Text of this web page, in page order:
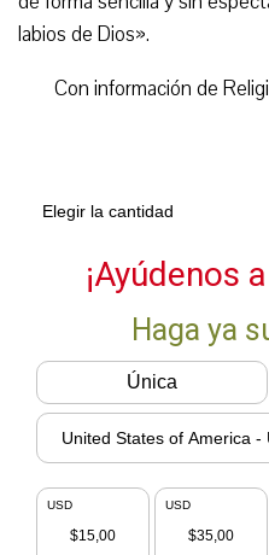
labios de Dios».
Con información de